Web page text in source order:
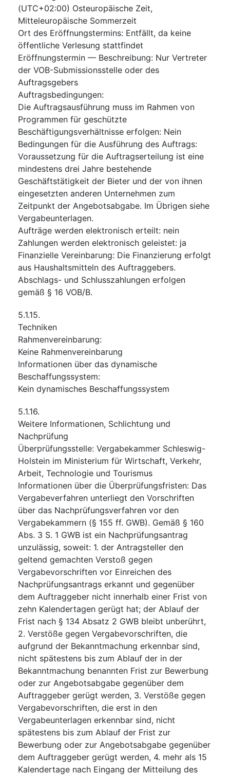
(UTC+02:00) Osteuropäische Zeit,
Mitteleuropäische Sommerzeit
Ort des Eröffnungstermins: Entfällt, da keine
öffentliche Verlesung stattfindet
Eröffnungstermin — Beschreibung: Nur Vertreter
der VOB-Submissionsstelle oder des
Auftragsgebers
Auftragsbedingungen:
Die Auftragsausführung muss im Rahmen von
Programmen für geschützte
Beschäftigungsverhältnisse erfolgen: Nein
Bedingungen für die Ausführung des Auftrags:
Voraussetzung für die Auftragserteilung ist eine
mindestens drei Jahre bestehende
Geschäftstätigkeit der Bieter und der von ihnen
eingesetzten anderen Unternehmen zum
Zeitpunkt der Angebotsabgabe. Im Übrigen siehe
Vergabeunterlagen.
Aufträge werden elektronisch erteilt: nein
Zahlungen werden elektronisch geleistet: ja
Finanzielle Vereinbarung: Die Finanzierung erfolgt
aus Haushaltsmitteln des Auftraggebers.
Abschlags- und Schlusszahlungen erfolgen
gemäß § 16 VOB/B.
5.1.15.
Techniken
Rahmenvereinbarung:
Keine Rahmenvereinbarung
Informationen über das dynamische
Beschaffungssystem:
Kein dynamisches Beschaffungssystem
5.1.16.
Weitere Informationen, Schlichtung und
Nachprüfung
Überprüfungsstelle: Vergabekammer Schleswig-
Holstein im Ministerium für Wirtschaft, Verkehr,
Arbeit, Technologie und Tourismus
Informationen über die Überprüfungsfristen: Das
Vergabeverfahren unterliegt den Vorschriften
über das Nachprüfungsverfahren vor den
Vergabekammern (§ 155 ff. GWB). Gemäß § 160
Abs. 3 S. 1 GWB ist ein Nachprüfungsantrag
unzulässig, soweit: 1. der Antragsteller den
geltend gemachten Verstoß gegen
Vergabevorschriften vor Einreichen des
Nachprüfungsantrags erkannt und gegenüber
dem Auftraggeber nicht innerhalb einer Frist von
zehn Kalendertagen gerügt hat; der Ablauf der
Frist nach § 134 Absatz 2 GWB bleibt unberührt,
2. Verstöße gegen Vergabevorschriften, die
aufgrund der Bekanntmachung erkennbar sind,
nicht spätestens bis zum Ablauf der in der
Bekanntmachung benannten Frist zur Bewerbung
oder zur Angebotsabgabe gegenüber dem
Auftraggeber gerügt werden, 3. Verstöße gegen
Vergabevorschriften, die erst in den
Vergabeunterlagen erkennbar sind, nicht
spätestens bis zum Ablauf der Frist zur
Bewerbung oder zur Angebotsabgabe gegenüber
dem Auftraggeber gerügt werden, 4. mehr als 15
Kalendertage nach Eingang der Mitteilung des